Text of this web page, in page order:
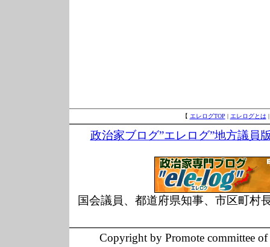
【 エレログTOP | エレログとは
政治家ブログ”エレログ”地方議員
国会議員、都道府県知事、市区町村
Copyright by Promote committee